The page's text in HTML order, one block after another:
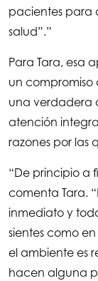
pacientes para
salud”.”
Para Tara, esa
un compromiso
una verdadera
atención
razones por las
“De principio a
comenta Tara.
inmediato y
sientes como
el ambiente es
hacen alguna